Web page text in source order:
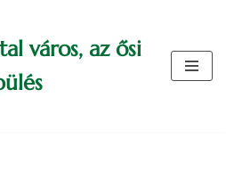
város, az ősi